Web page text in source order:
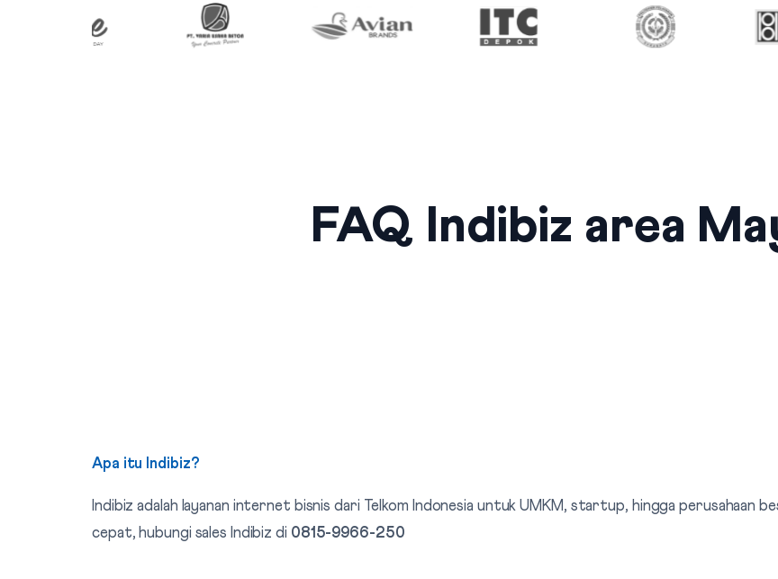
FAQ Indibiz area
Apa itu Indibiz?
Indibiz adalah layanan internet bisnis dari Telkom Indonesia untuk UMKM, startup, hingga perusahaan
cepat, hubungi sales Indibiz di 0815-9966-250